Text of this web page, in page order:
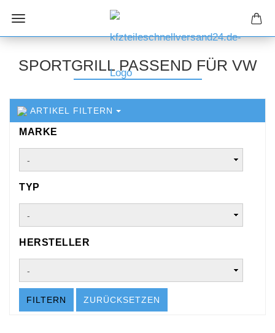
SPORTGRILL PASSEND FÜR VW
ARTIKEL FILTERN
MARKE
MARKE
TYP
TYP
HERSTELLER
HERSTELLER
FILTERN ZURÜCKSETZEN